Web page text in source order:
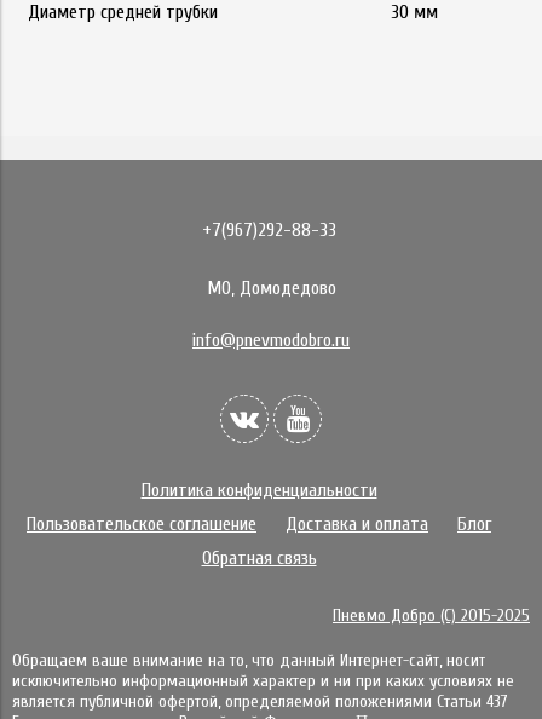
Диаметр средней трубки
30 мм
+7(967)292-88-33
МО, Домодедово
info@pnevmodobro.ru
Политика конфиденциальности
Пользовательское соглашение
Доставка и оплата
Блог
Обратная связь
Пневмо Добро (С) 2015-2025
Обращаем ваше внимание на то, что данный Интернет-сайт, носит
исключительно информационный характер и ни при каких условиях не
является публичной офертой, определяемой положениями Статьи 437